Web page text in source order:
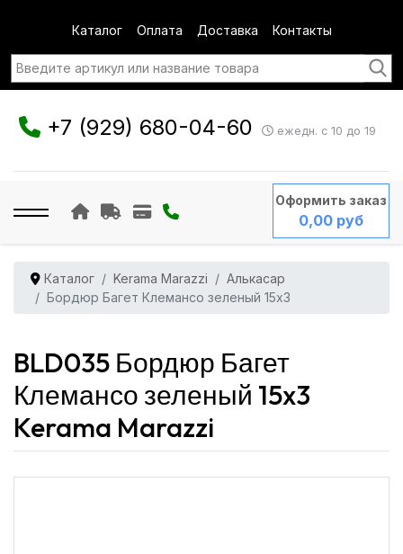
Каталог Оплата Доставка Контакты
+7 (929) 680-04-60 ежедн. с 10 до 19
Оформить заказ
0,00 руб
Каталог Kerama Marazzi
Алькасар
Бордюр Багет Клемансо зеленый 15x3
BLD035 Бордюр Багет
Клемансо зеленый 15x3
Kerama Marazzi